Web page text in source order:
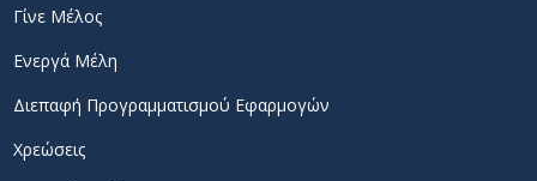
Γίνε Μέλος
Ενεργά Μέλη
Διεπαφή Προγραμματισμού Εφαρμογών
Χρεώσεις